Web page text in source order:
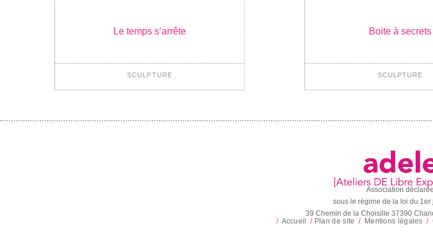
Le temps s’arrête
SCULPTURE
Boite à secrets
SCULPTURE
Association déclarée
sous le régime de la loi du 1er
39 Chemin de la Choisille 37390
/ Accueil / Plan de site / Mentions légales /